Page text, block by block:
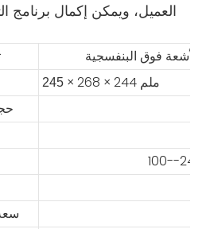
245
× 268 × 244 ملم